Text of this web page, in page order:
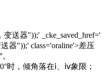
送器"));' _cke_saved_href='
器"));' class='oraline'>差压
时，倾角落在ⅰ、ⅳ象限；